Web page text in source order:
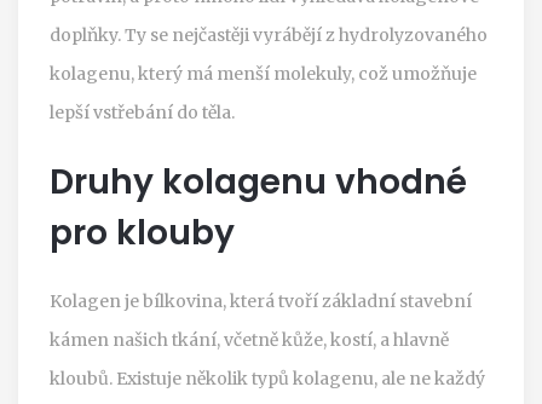
doplňky. Ty se nejčastěji vyrábějí z hydrolyzovaného
kolagenu, který má menší molekuly, což umožňuje
lepší vstřebání do těla.
Druhy kolagenu vhodné
pro klouby
Kolagen je bílkovina, která tvoří základní stavební
kámen našich tkání, včetně kůže, kostí, a hlavně
kloubů. Existuje několik typů kolagenu, ale ne každý